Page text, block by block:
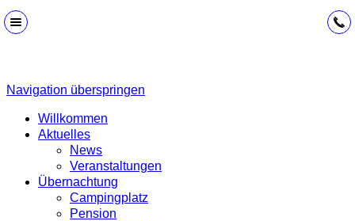
Navigation überspringen
Willkommen
Aktuelles
News
Veranstaltungen
Übernachtung
Campingplatz
Pension